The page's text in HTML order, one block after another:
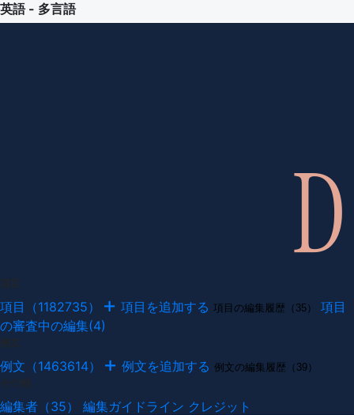
英語 - 多言語
項目（1182735） 項目を追加する 項目の編集履歴（35）
項目
の審査中の編集(4)
例文（1463614） 例文を追加する 例文の編集履歴（39）
編集者（35） 編集ガイドライン クレジット